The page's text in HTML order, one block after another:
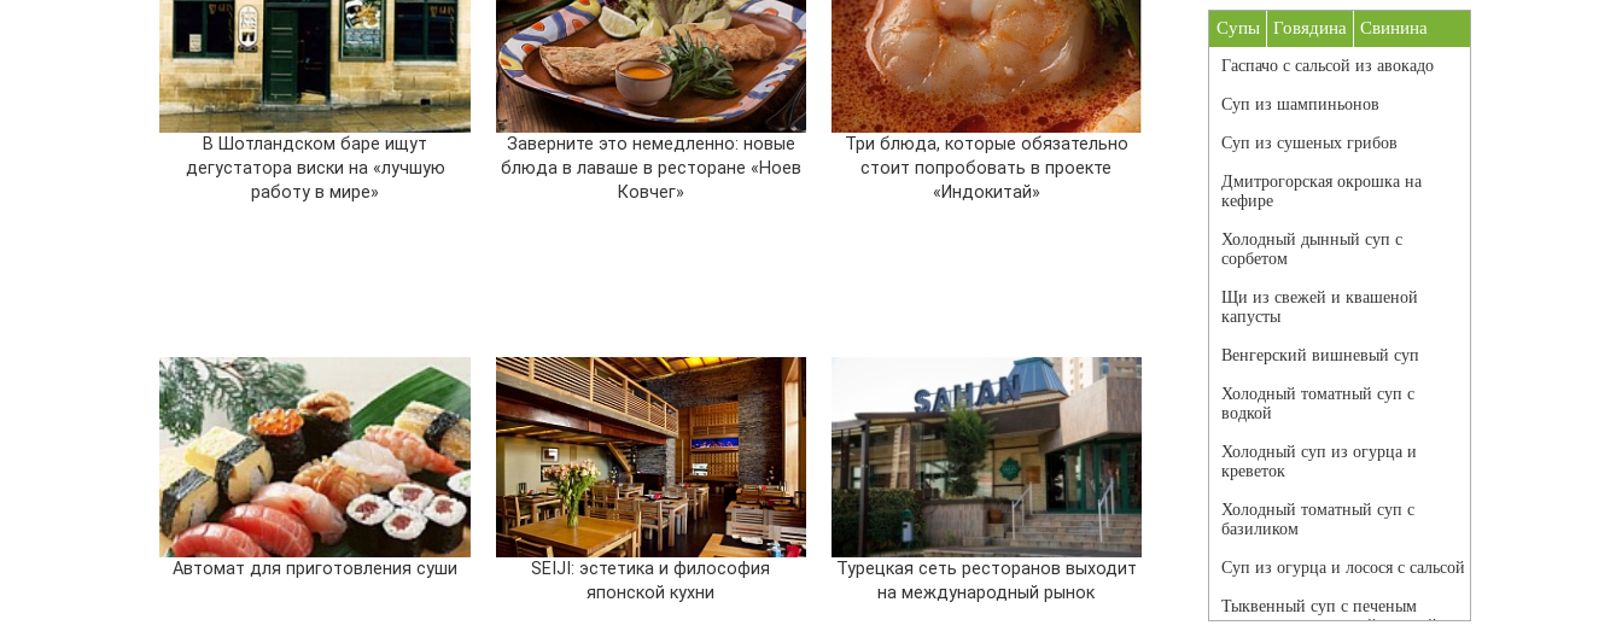
В Шотландском баре ищут
дегустатора виски на «лучшую
работу в мире»
Заверните это немедленно: новые
блюда в лаваше в ресторане «Ноев
Ковчег»
Три блюда, которые обязательно
стоит попробовать в проекте
«Индокитай»
Автомат для приготовления суши
SEIJI: эстетика и философия
японской кухни
Турецкая сеть ресторанов выходит
на международный рынок
Супы Говядина Свинина
Гаспачо с сальсой из авокадо
Суп из шампиньонов
Суп из сушеных грибов
Дмитрогорская окрошка на
кефире
Холодный дынный суп с
сорбетом
Щи из свежей и квашеной
капусты
Венгерский вишневый суп
Холодный томатный суп с
водкой
Холодный суп из огурца и
креветок
Холодный томатный суп с
базиликом
Суп из огурца и лосося с сальсой
Тыквенный суп с печеным
чесноком и томатной сальсой